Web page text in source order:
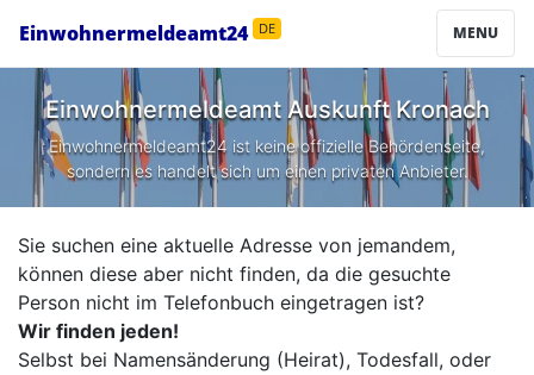
Einwohnermeldeamt24 DE MENU
Einwohnermeldeamt AuskunftKronach
Einwohnermeldeamt24 ist keine offizielle Behördenseite,
sondern es handelt sich um einen privaten Anbieter.
Sie suchen eine aktuelle Adresse von jemandem,
können diese aber nicht finden, da die gesuchte
Person nicht im Telefonbuch eingetragen ist?
Wir finden jeden!
Selbst bei Namensänderung (Heirat), Todesfall, oder